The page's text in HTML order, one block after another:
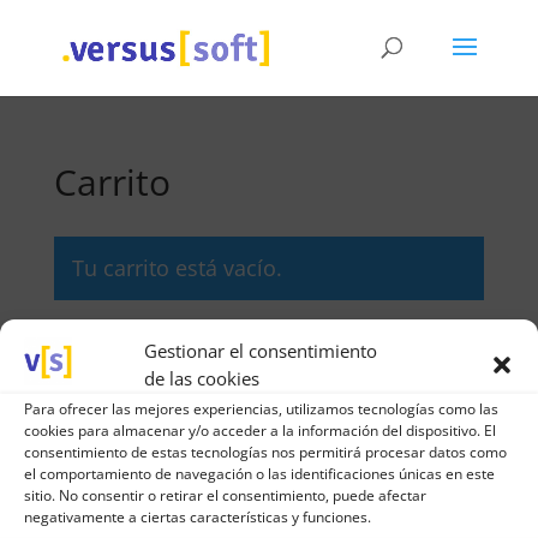
Gestionar el consentimiento
de las cookies
Para ofrecer las mejores experiencias, utilizamos tecnologías como las
cookies para almacenar y/o acceder a la información del dispositivo. El
consentimiento de estas tecnologías nos permitirá procesar datos como
el comportamiento de navegación o las identificaciones únicas en este
sitio. No consentir o retirar el consentimiento, puede afectar
negativamente a ciertas características y funciones.
Carrito
Tu carrito está vacío.
Volver a la tienda
Teléfono
956 254 522